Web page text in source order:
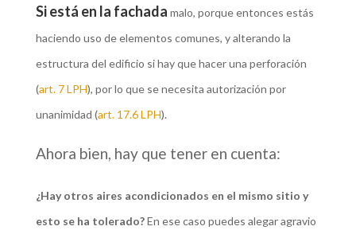
Si está en la fachada malo, porque entonces estás
haciendo uso de elementos comunes, y alterando la
estructura del edificio si hay que hacer una perforación
(art. 7 LPH), por lo que se necesita autorización por
unanimidad (art. 17.6 LPH).
Ahora bien, hay que tener en cuenta:
¿Hay otros aires acondicionados en el mismo sitio y
esto se ha tolerado?En ese caso puedes alegar agravio